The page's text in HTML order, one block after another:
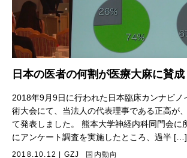
日本の医者の何割が医療大麻に賛成
2018年9月9日に行われた日本臨床カンナビノ
術大会にて、当法人の代表理事である正高が
て発表しました。 熊本大学神経内科同門会に
にアンケート調査を実施したところ、過半 […]
2018.10.12 GZJ 国内動向